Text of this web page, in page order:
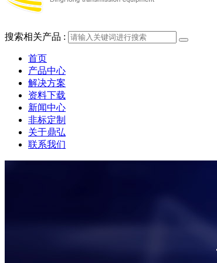
搜索相关产品 :
首页
产品中心
解决方案
资料下载
新闻中心
非标定制
关于鼎弘
联系我们